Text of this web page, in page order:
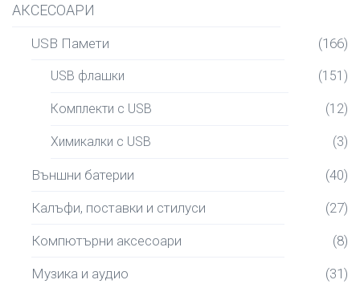
АКСЕСОАРИ
USB Памети (166)
USB флашки (151)
Комплекти с USB (12)
Химикалки с USB (3)
Външни батерии (40)
Калъфи, поставки и стилуси (27)
Компютърни аксесоари (8)
Музика и аудио (31)